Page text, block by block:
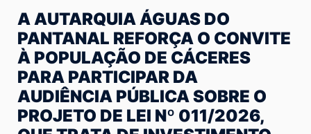
[alt+4]
A AUTARQUIA ÁGUAS DO
PANTANAL REFORÇA O CONVITE
À POPULAÇÃO DE CÁCERES
PARA PARTICIPAR DA
AUDIÊNCIA PÚBLICA SOBRE O
PROJETO DE LEI Nº 011/2026,